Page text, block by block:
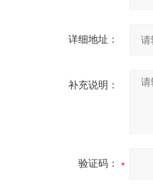
详细地址：
补充说明：
验证码：